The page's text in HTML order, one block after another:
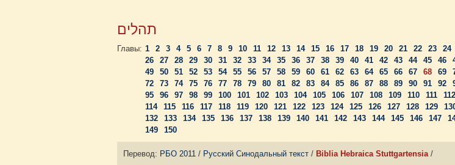
תהלים
Главы: 1 2 3 4 5 6 7 8 9 10 11 12 13 14 15 16 17 18 19 20 21 22 23 24
26
27 28 29 30 31 32 33 34 35 36 37 38 39 40 41 42 43 44 45 46
49
50 51 52 53 54 55 56 57 58 59 60 61 62 63 64 65 66 67 68 69
72
73 74 75 76 77 78 79 80 81 82 83 84 85 86 87 88 89 90 91 92
95
96 97 98 99 100 101 102 103 104 105 106 107 108 109 110 111 112
114
115 116 117 118 119 120 121 122 123 124 125 126 127 128 129
132
133 134 135 136 137 138 139 140 141 142 143 144 145 146 147
149
150
Перевод: РБО 2011 / Русский Синодальный текст / Biblia Hebraica Stuttgartensia /